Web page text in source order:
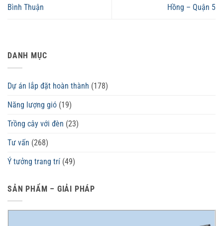
Bình Thuận
Hồng – Quận 5
DANH MỤC
Dự án lắp đặt hoàn thành (178)
Năng lượng gió (19)
Trồng cây với đèn (23)
Tư vấn (268)
Ý tưởng trang trí (49)
SẢN PHẨM – GIẢI PHÁP